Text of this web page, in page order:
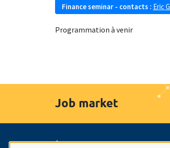
Finance seminar - contacts : Eric
Programmation à venir
Job market
À propos Nos engagements